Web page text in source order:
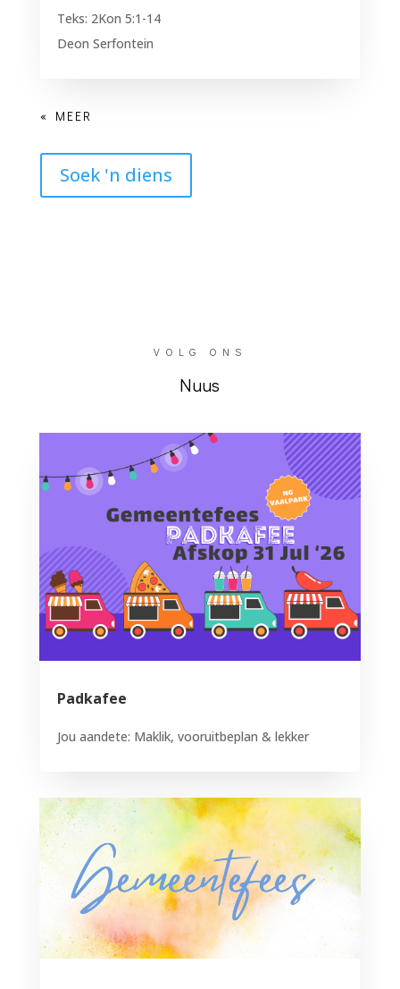
Teks: 2Kon 5:1-14
Deon Serfontein
Soek 'n diens
VOLG ONS
Nuus
Padkafee
Jou aandete: Maklik, vooruitbeplan & lekker